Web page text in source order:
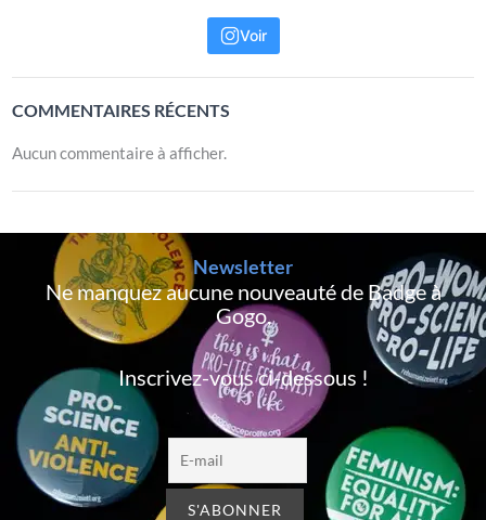
Voir
COMMENTAIRES RÉCENTS
Aucun commentaire à afficher.
Newsletter
Ne manquez aucune nouveauté de Badge à
Gogo,
Inscrivez-vous ci-dessous !